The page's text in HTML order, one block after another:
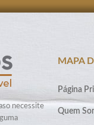
necessite
MAPA
Página
Quem